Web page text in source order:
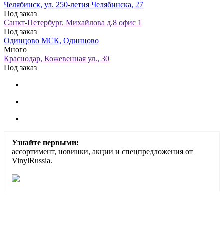
Челябинск, ул. 250-летия Челябинска, 27
Под заказ
Санкт-Петербург, Михайлова д.8 офис 1
Под заказ
Одинцово МСК, Одинцово
Много
Краснодар, Кожевенная ул., 30
Под заказ
Узнайте первыми:
ассортимент, новинки, акции и спецпредложения от
VinylRussia.